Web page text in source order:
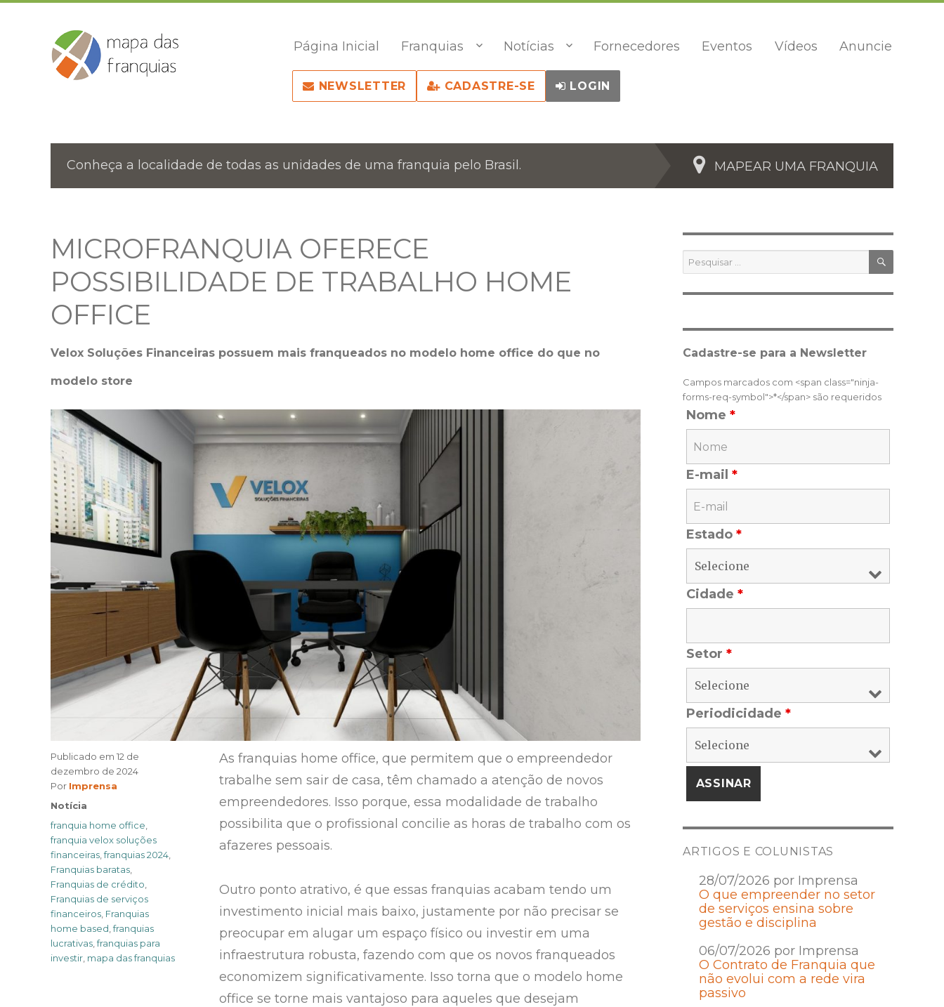
Página Inicial Franquias Notícias Fornecedores Eventos Vídeos Anuncie
NEWSLETTER CADASTRE-SE LOGIN
Conheça a localidade de todas as unidades de uma franquia pelo Brasil. MAPEAR UMA FRANQUIA
MICROFRANQUIA OFERECE
POSSIBILIDADE DE TRABALHO HOME
OFFICE
Velox Soluções Financeiras possuem mais franqueados no modelo home office do que no
modelo store
As franquias home office, que permitem que o empreendedor
trabalhe sem sair de casa, têm chamado a atenção de novos
empreendedores. Isso porque, essa modalidade de trabalho
possibilita que o profissional concilie as horas de trabalho com os
afazeres pessoais.
Outro ponto atrativo, é que essas franquias acabam tendo um
investimento inicial mais baixo, justamente por não precisar se
preocupar em alugar um espaço físico ou investir em uma
infraestrutura robusta, fazendo com que os novos franqueados
economizem significativamente. Isso torna que o modelo home
office se torne mais vantajoso para aqueles que desejam
Publicado em 12 de
dezembro de 2024
Por Author
Imprensa
Categories
Notícia
Tags
franquia home office
franquia velox soluções
financeiras ,franquias 2024
Franquias baratas
Franquias de crédito
Franquias de serviços
financeiros Franquias
home based ,franquias
lucrativas ,franquias para
investir mapa das franquias
Pesquisar
por:
Cadastre-se para a Newsletter
Campos marcados com <span class="ninja-
forms-req-symbol">*</span> são requeridos
Nome *
E-mail *
Estado *
Cidade *
Setor *
Periodicidade *
ARTIGOS E COLUNISTAS
28/07/2026 por Imprensa
O que empreender no setor
de serviços ensina sobre
gestão e disciplina
06/07/2026 por Imprensa
O Contrato de Franquia que
não evolui com a rede vira
passivo